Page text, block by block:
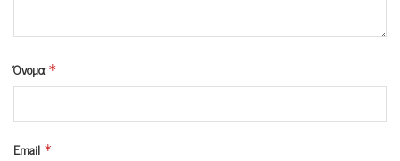
Όνομα *
Email *